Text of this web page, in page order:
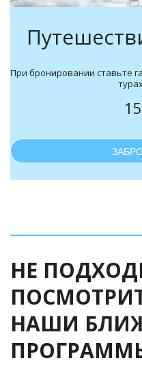
При бронировании ставьте
НЕ
НАШИ